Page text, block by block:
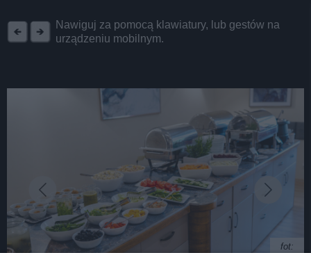
Nawiguj za pomocą klawiatury, lub gestów na
urządzeniu mobilnym.
fot: